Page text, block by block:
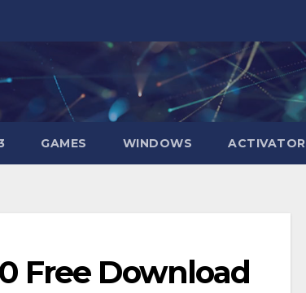
GAMES WINDOWS ACTIVATOR
Free Download